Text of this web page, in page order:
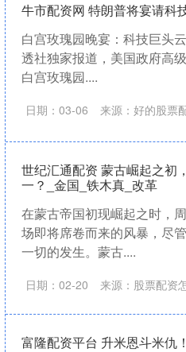
牛市配资网 特朗普将宴请科
白宫玫瑰园晚宴：科技巨头
透社独家报道，美国政府高
白宫玫瑰园....
日期：03-06 来源：好的股票
世纪汇通配资 蒙古崛起之初
一？_金国_铁木真_改革
在蒙古帝国初现崛起之时，
场即将席卷而来的风暴，尽
一切的发生。蒙古....
日期：02-20 来源：股票配资
富隆配资平台 升米恩斗米仇